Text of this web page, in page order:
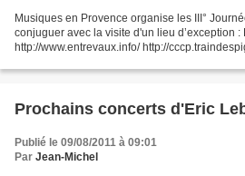
Musiques en Provence organise les III°
conjuguer avec la visite d'un lieu d’exception :
http://www.entrevaux.info/ http://
Prochains concerts d'Eric
Publié le 09/08/2011 à 09:01
Par Jean-Michel